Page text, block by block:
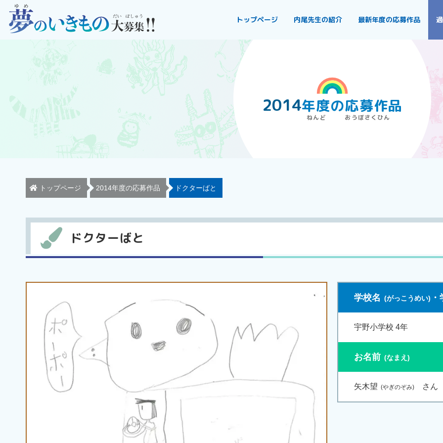
トップページ 内尾先生の紹介 最新年度の応募作品
2014年度の応募作品
トップページ 2014年度の応募作品 ドクターばと
ドクターばと
学校名 ・
宇野小学校 4年
お名前
矢木望 さん